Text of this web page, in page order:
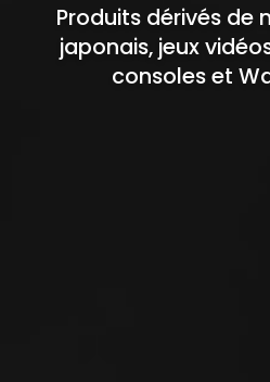
Produits dérivés de
japonais, jeux
consoles et